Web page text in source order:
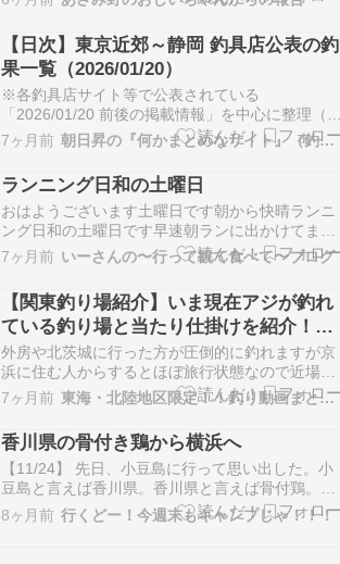
の月曜日と云うこともあってか人が少なかったん
ですが、中華街は何時にも増して物凄い人
が・・・・・⁈ヤッパリ春節が近くて、中華街全
体が活気に…
【日次】東京近郊～静岡 釣具店公表の釣
果一覧（2026/01/20）
※各釣具店サイト等で公表されている
「2026/01/20 前後の掲載情報」を中心に整理（
行日が別日のものは備考に明記）。 都県釣具店
（発信元）日付（釣行/掲載）エリア・釣り場魚種
サイズ・数量釣り方備考出典東京都キャスティン
グ 八王子店2026/01/20（釣行/掲載）金沢漁港 …
7ヶ月前 朝日昇の『何かまとめなサイト』（釣果速報・東京〜伊豆）
ランニング日和の土曜日
おはようございます土曜日です朝から快晴ランニ
ング日和の土曜日です早速朝ランに出かけてます
赤れんが倉庫広場では冬の名物鍋小屋何始まって
いました象の鼻パーク大さん橋を走って大さん橋
から霞む富士山眺めて山下公園へ山下公園端の給
水ポイントでゴール11キロランですいつもの横浜
公園のスタバ…
7ヶ月前 いーさんの〜行って観て食べて〜ブログ
【関東釣り場紹介】いま現在アジが釣れ
ている釣り場と当たり仕掛けを紹介！ア
ジサバ大爆釣！
外房や北茨城に行った方が圧倒的に釣れますが京
浜に住む人からするとほぼ旅行状態なので近場で
楽しみたいですよね？東扇島西公園、ふれーゆ
裏、赤レンガ倉庫前はまだ釣れます。 今回赤レン
ガ倉庫前で爆釣しましたが調子が良かったのはシ
ーバス乗り場周辺のみですし仕掛けも映像内でご
説明したものを使…
7ヶ月前 東海・北陸地区限定！！釣り動画まとめサイト
香川県の骨付き鶏から横浜へ
【11/24】 先日、小豆島に行って思い出した。小
豆島と言えば香川県。香川県と言えば骨付鶏。と
いうことで、有名な「一鶴」さんへ。といって
も、香川まで行くのは無理なので、横浜のお店へ
8ヶ月前 行くどー！今週末もキャンプじゃ！！！